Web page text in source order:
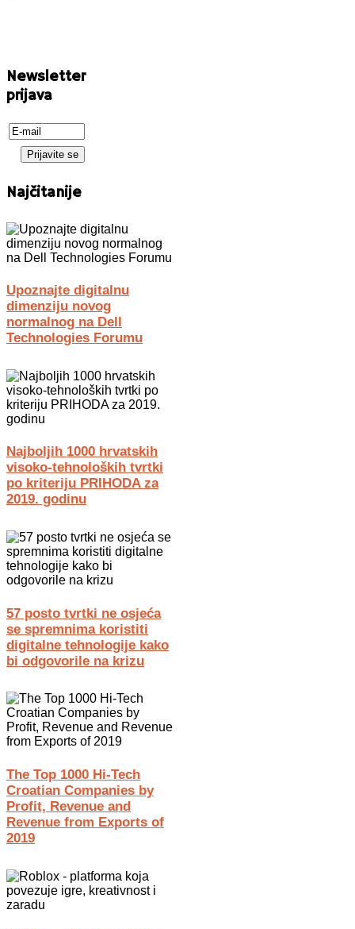
Newsletter
prijava
Najčitanije
Upoznajte digitalnu
dimenziju novog
normalnog na Dell
Technologies Forumu
Najboljih 1000 hrvatskih
visoko-tehnoloških tvrtki
po kriteriju PRIHODA za
2019. godinu
57 posto tvrtki ne osjeća
se spremnima koristiti
digitalne tehnologije kako
bi odgovorile na krizu
The Top 1000 Hi-Tech
Croatian Companies by
Profit, Revenue and
Revenue from Exports of
2019